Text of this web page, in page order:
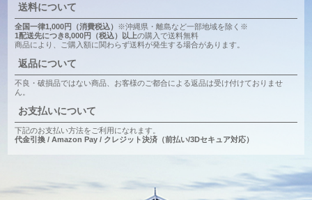
送料について
全国一律1,000円（消費税込） ※沖縄県・離島など一部地域を除く※
1配送先につき8,000円（税込）以上の購入で送料無料
商品により、ご購入額に関わらず送料が発生する場合があります。
返品について
不良・破損品ではない商品、お客様のご都合による返品は受け付けておりませ
ん。
お支払いについて
下記のお支払い方法をご利用になれます。
代金引換 / Amazon Pay / クレジット決済（前払い/3Dセキュア対応）